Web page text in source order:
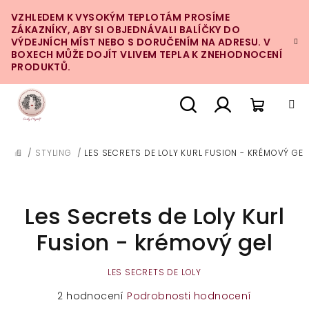
na
obsah
VZHLEDEM K VYSOKÝM TEPLOTÁM PROSÍME
ZÁKAZNÍKY, ABY SI OBJEDNÁVALI BALÍČKY DO
VÝDEJNÍCH MÍST NEBO S DORUČENÍM NA ADRESU. V
BOXECH MŮŽE DOJÍT VLIVEM TEPLA K ZNEHODNOCENÍ
PRODUKTŮ.
DOMŮ
/ STYLING / LES SECRETS DE LOLY KURL FUSION - KRÉMOVÝ GEL
Les Secrets de Loly Kurl
Fusion - krémový gel
LES SECRETS DE LOLY
Průměrné
2 hodnocení Podrobnosti hodnocení